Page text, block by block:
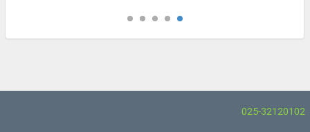
025-32120102